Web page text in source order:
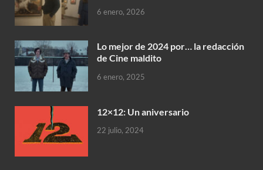
6 enero, 2026
Lo mejor de 2024 por… la redacción
de Cine maldito
6 enero, 2025
12×12: Un aniversario
22 julio, 2024